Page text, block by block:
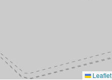
Leaflet